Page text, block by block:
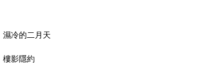
濕冷的二月天
樓影隱約